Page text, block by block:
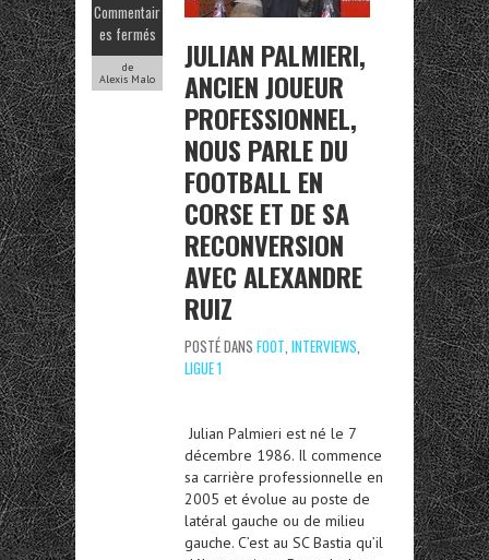
Commentair
es fermés
de
Alexis Malo
JULIAN PALMIERI,
ANCIEN JOUEUR
PROFESSIONNEL,
NOUS PARLE DU
FOOTBALL EN
CORSE ET DE SA
RECONVERSION
AVEC ALEXANDRE
RUIZ
POSTÉ DANS FOOT, INTERVIEWS,
LIGUE 1
Julian Palmieri est né le 7
décembre 1986. Il commence
sa carrière professionnelle en
2005 et évolue au poste de
latéral gauche ou de milieu
gauche. C’est au SC Bastia qu’il